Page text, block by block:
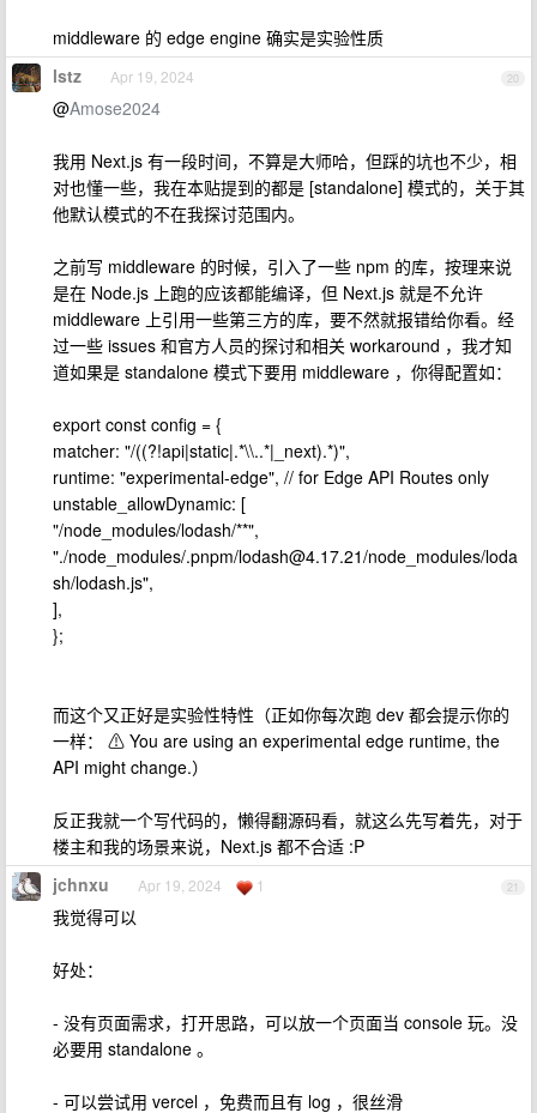
middleware 的 edge engine 确实是实验性质
20
lstz Apr 19, 2024
@Amose2024
我用 Next.js 有一段时间，不算是大师哈，但踩的坑也不少，相
对也懂一些，我在本贴提到的都是 [standalone] 模式的，关于其
他默认模式的不在我探讨范围内。
之前写 middleware 的时候，引入了一些 npm 的库，按理来说
是在 Node.js 上跑的应该都能编译，但 Next.js 就是不允许
middleware 上引用一些第三方的库，要不然就报错给你看。经
过一些 issues 和官方人员的探讨和相关 workaround ，我才知
道如果是 standalone 模式下要用 middleware ，你得配置如：
export const config = {
matcher: "/((?!api|static|.*\\..*|_next).*)",
runtime: "experimental-edge", // for Edge API Routes only
unstable_allowDynamic: [
"/node_modules/lodash/**",
"./node_modules/.pnpm/lodash@4.17.21/node_modules/loda
sh/lodash.js",
],
};
而这个又正好是实验性特性（正如你每次跑 dev 都会提示你的
一样： ⚠ You are using an experimental edge runtime, the
API might change.）
反正我就一个写代码的，懒得翻源码看，就这么先写着先，对于
楼主和我的场景来说，Next.js 都不合适 :P
21
jchnxu Apr 19, 2024 1
我觉得可以
好处：
- 没有页面需求，打开思路，可以放一个页面当 console 玩。没
必要用 standalone 。
- 可以尝试用 vercel ，免费而且有 log ，很丝滑